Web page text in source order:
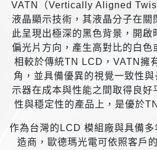
VATN（Vertically Aligned
液晶顯示技術，其液晶分子在關
此呈現出極深的黑色背景，開啟
偏光片方向，產生高對比的白色
相較於傳統TN LCD，VATN擁
角，並具備優異的視覺一致性
示器在成本與性能之間取得良好
性與穩定性的產品上，是優於
作為台灣的LCD 模組廠與具備
造商，歐德瑪光電可依照客戶